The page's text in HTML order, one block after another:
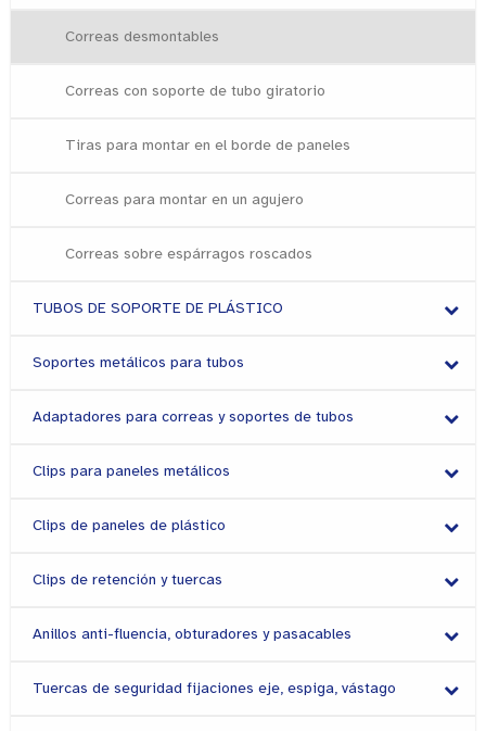
Correas desmontables
Correas con soporte de tubo giratorio
Tiras para montar en el borde de paneles
Correas para montar en un agujero
Correas sobre espárragos roscados
TUBOS DE SOPORTE DE PLÁSTICO
Soportes metálicos para tubos
Adaptadores para correas y soportes de tubos
Clips para paneles metálicos
Clips de paneles de plástico
Clips de retención y tuercas
Anillos anti-fluencia, obturadores y pasacables
Tuercas de seguridad fijaciones eje, espiga, vástago